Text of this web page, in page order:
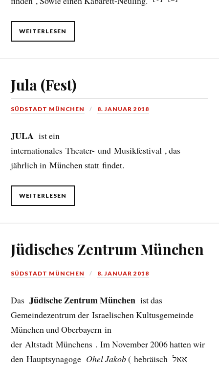
WEITERLESEN
Jula (Fest)
SÜDSTADT MÜNCHEN 8. JANUAR 2018
JULA ist ein
internationales Theater- und Musikfestival , das
jährlich in München statt findet.
WEITERLESEN
Jüdisches Zentrum München
SÜDSTADT MÜNCHEN 8. JANUAR 2018
DasJüdische Zentrum München ist das
Gemeindezentrum der Israelischen Kultusgemeinde
München und Oberbayern in
der Altstadt Münchens . Im November 2006 hatten wir
den Hauptsynagoge Ohel Jakob( hebräischאאל